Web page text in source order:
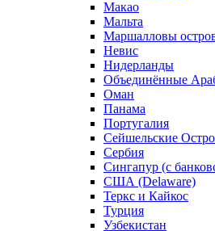
Макао
Мальта
Маршалловы
Нeвис
Нидерланды
Объединённые
Оман
Панама
Португалия
Сейшельские
Сербия
Сингапур (c
США (Delaware)
Теркс и Кайкос
Турция
Узбекистан